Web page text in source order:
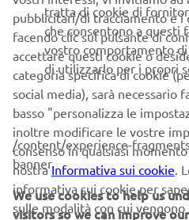
SUPPORTO
NEWSLETTER
Conoscerai in anteprima le ultime
nuove uscite e molto altro
tratta di cookie di
che consentono a questi
vostro comportamento
di utilizzarlo per i propri
pubblicitari/di tracciamento e i
facendo clic sul pulsante di
accettare questi cookie o
categoria specifica di cookie
social media), sarà necessario
basso "personalizza le
inoltre modificare le vostre
consenso in qualsiasi
nostraInformativa sui cookie .
informativa sui cookie per
sulle modalità con cui vengono
/content/experience-
banner
We use cookies to help us
visitors so we can improve